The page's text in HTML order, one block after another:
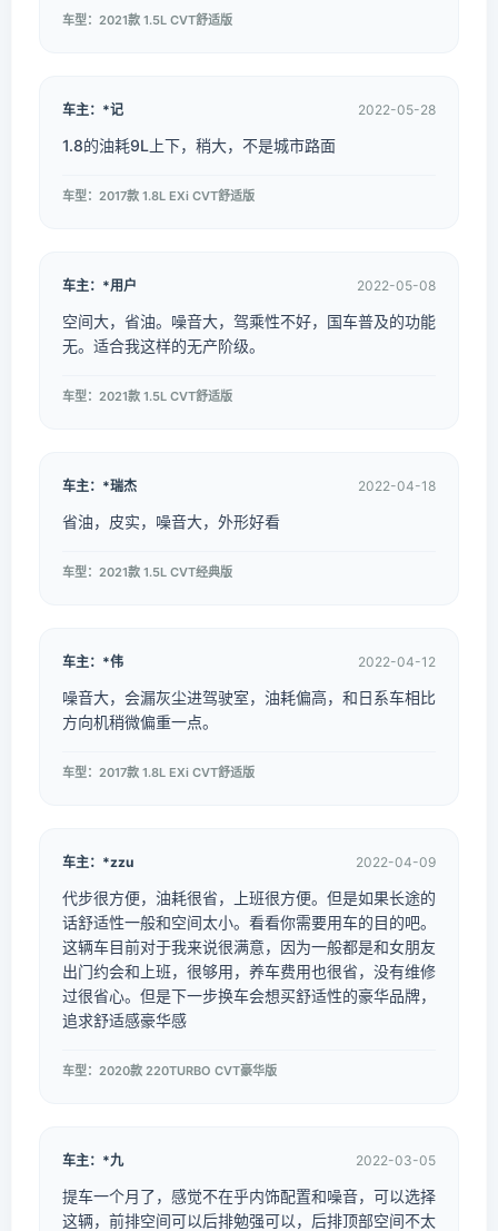
车型：2021款 1.5L CVT舒适版
车主：*记 2022-05-28
1.8的油耗9L上下，稍大，不是城市路面
车型：2017款 1.8L EXi CVT舒适版
车主：*用户 2022-05-08
空间大，省油。噪音大，驾乘性不好，国车普及的功能
无。适合我这样的无产阶级。
车型：2021款 1.5L CVT舒适版
车主：*瑞杰 2022-04-18
省油，皮实，噪音大，外形好看
车型：2021款 1.5L CVT经典版
车主：*伟 2022-04-12
噪音大，会漏灰尘进驾驶室，油耗偏高，和日系车相比
方向机稍微偏重一点。
车型：2017款 1.8L EXi CVT舒适版
车主：*zzu 2022-04-09
代步很方便，油耗很省，上班很方便。但是如果长途的
话舒适性一般和空间太小。看看你需要用车的目的吧。
这辆车目前对于我来说很满意，因为一般都是和女朋友
出门约会和上班，很够用，养车费用也很省，没有维修
过很省心。但是下一步换车会想买舒适性的豪华品牌，
追求舒适感豪华感
车型：2020款 220TURBO CVT豪华版
车主：*九 2022-03-05
提车一个月了，感觉不在乎内饰配置和噪音，可以选择
这辆，前排空间可以后排勉强可以，后排顶部空间不太